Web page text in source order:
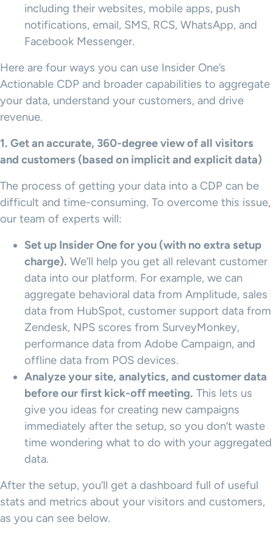
including their websites, mobile apps, push
notifications, email, SMS, RCS, WhatsApp, and
Facebook Messenger.
Here are four ways you can use Insider One’s
Actionable CDP and broader capabilities to aggregate
your data, understand your customers, and drive
revenue.
1. Get an accurate, 360-degree view of all visitors
and customers (based on implicit and explicit data)
The process of getting your data into a CDP can be
difficult and time-consuming. To overcome this issue,
our team of experts will:
Set up Insider One for you (with no extra setup
charge). We’ll help you get all relevant customer
data into our platform. For example, we can
aggregate behavioral data from Amplitude, sales
data from HubSpot, customer support data from
Zendesk, NPS scores from SurveyMonkey,
performance data from Adobe Campaign, and
offline data from POS devices.
Analyze your site, analytics, and customer data
before our first kick-off meeting. This lets us
give you ideas for creating new campaigns
immediately after the setup, so you don’t waste
time wondering what to do with your aggregated
data.
After the setup, you’ll get a dashboard full of useful
stats and metrics about your visitors and customers,
as you can see below.